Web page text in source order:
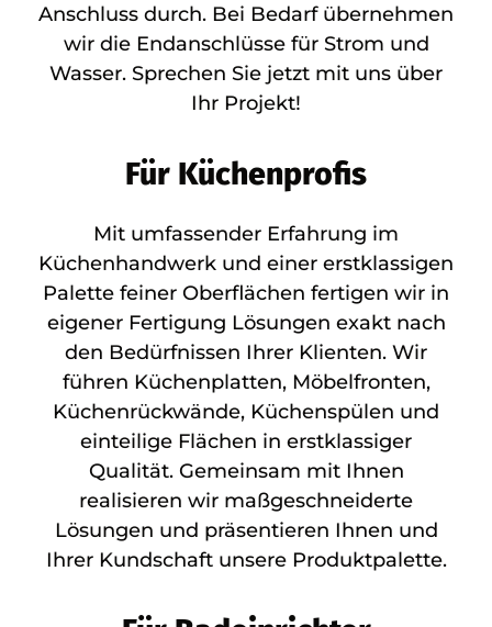
Anschluss durch. Bei Bedarf übernehmen
wir die Endanschlüsse für Strom und
Wasser. Sprechen Sie jetzt mit uns über
Ihr Projekt!
Für Küchenprofis
Mit umfassender Erfahrung im
Küchenhandwerk und einer erstklassigen
Palette feiner Oberflächen fertigen wir in
eigener Fertigung Lösungen exakt nach
den Bedürfnissen Ihrer Klienten. Wir
führen Küchenplatten, Möbelfronten,
Küchenrückwände, Küchenspülen und
einteilige Flächen in erstklassiger
Qualität. Gemeinsam mit Ihnen
realisieren wir maßgeschneiderte
Lösungen und präsentieren Ihnen und
Ihrer Kundschaft unsere Produktpalette.